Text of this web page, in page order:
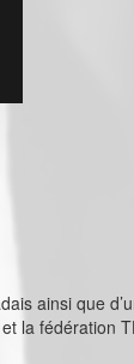
ainsi que
la fédération